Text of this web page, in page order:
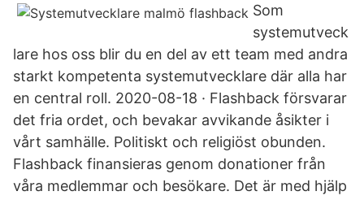
Som
systemutveck
lare hos oss blir du en del av ett team med andra
starkt kompetenta systemutvecklare där alla har
en central roll. 2020-08-18 · Flashback försvarar
det fria ordet, och bevakar avvikande åsikter i
vårt samhälle. Politiskt och religiöst obunden.
Flashback finansieras genom donationer från
våra medlemmar och besökare. Det är med hjälp